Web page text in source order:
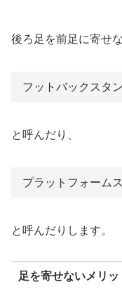
後ろ足を前足に寄せ
フットバックスタ
と呼んだり、
プラットフォーム
と呼んだりします。
足を寄せないメリッ